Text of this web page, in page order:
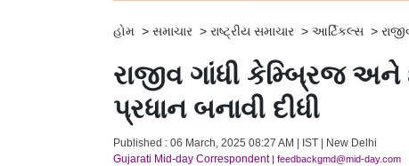
હોમ > સમાચાર > રાષ્ટ્રીય સમાચાર > આર્ટિકલ્સ >
રાજીવ ગાંધી કેમ્બ્રિજ અને
પ્રધાન બનાવી દીધી
Published : 06 March, 2025 08:27 AM | IST | New Delhi
Gujarati Mid-day Correspondent| feedbackgmd@mid-day.com